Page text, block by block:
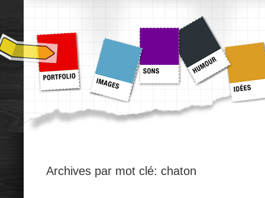
Archives par mot clé: chaton